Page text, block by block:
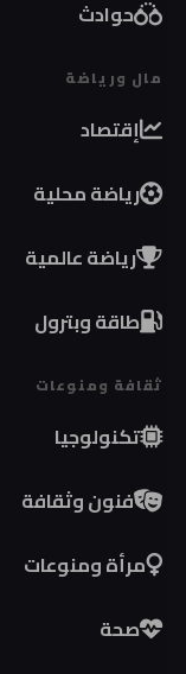
حوادث
مال ورياضة
إقتصاد
رياضة محلية
رياضة عالمية
طاقة وبترول
ثقافة ومنوعات
تكنولوجيا
فنون وثقافة
مرأة ومنوعات
صحة